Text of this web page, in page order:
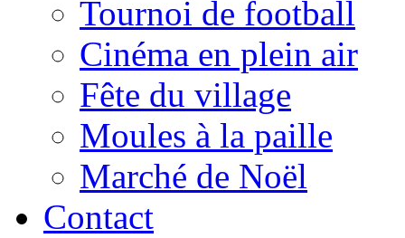
Tournoi de football
Cinéma en plein air
Fête du village
Moules à la paille
Marché de Noël
Contact